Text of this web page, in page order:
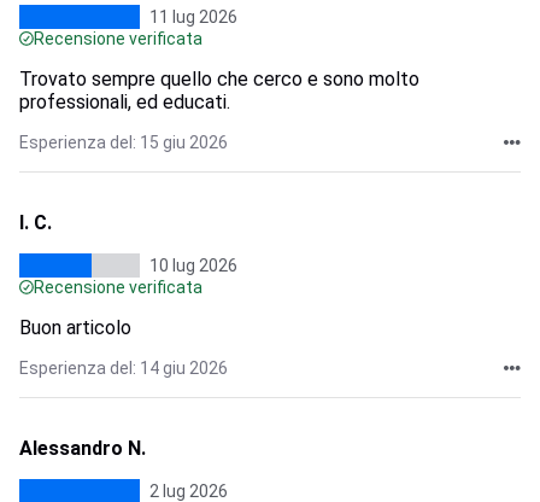
11 lug 2026
Recensione verificata
Trovato sempre quello che cerco e sono molto
professionali, ed educati.
Esperienza del: 15 giu 2026
I. C.
10 lug 2026
Recensione verificata
Buon articolo
Esperienza del: 14 giu 2026
Alessandro N.
2 lug 2026